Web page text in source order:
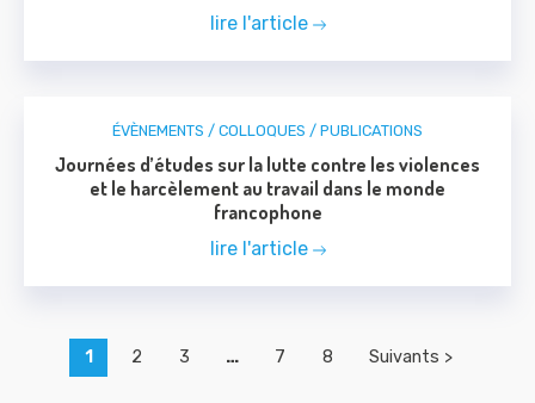
lire l'article
ÉVÈNEMENTS / COLLOQUES / PUBLICATIONS
Journées d’études sur la lutte contre les violences
et le harcèlement au travail dans le monde
francophone
lire l'article
1 2 3 … 7 8 Suivants >